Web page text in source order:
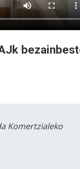
Komertzialeko